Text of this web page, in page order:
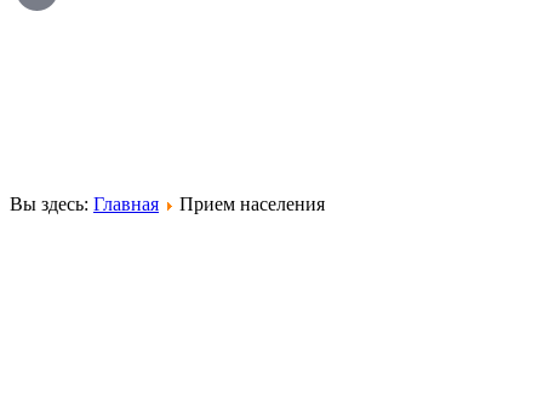
Вы здесь: Главная Прием населения